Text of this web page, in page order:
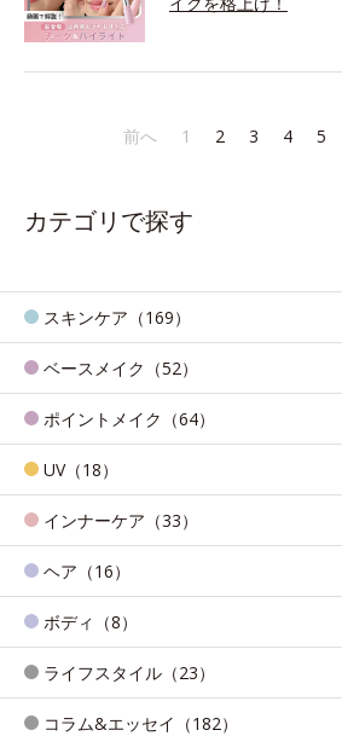
前へ 1 2 3 4 5
カテゴリで探す
スキンケア（169）
ベースメイク（52）
ポイントメイク（64）
UV（18）
インナーケア（33）
ヘア（16）
ボディ（8）
ライフスタイル（23）
コラム&エッセイ（182）